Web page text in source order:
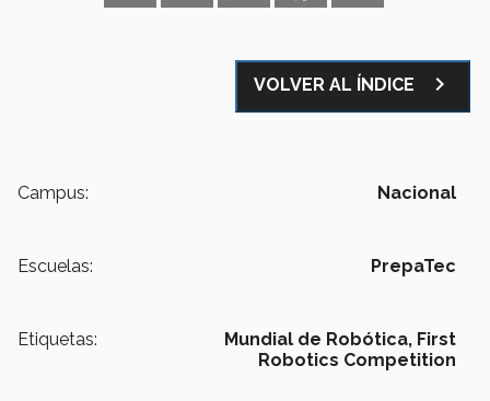
VOLVER AL ÍNDICE navigate_next
Campus: Nacional
Escuelas: PrepaTec
Etiquetas: Mundial de Robótica, First
Robotics Competition